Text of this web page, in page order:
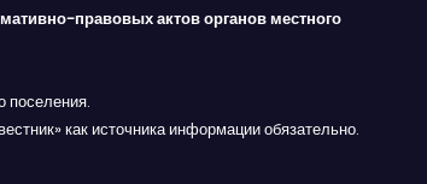
правовых актов органов местного
поселения.
как источника информации обязательно.